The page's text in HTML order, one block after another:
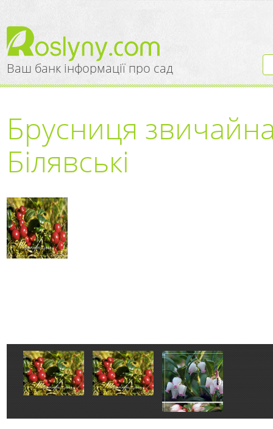
Ваш банк інформації про сад
Брусниця
Білявські